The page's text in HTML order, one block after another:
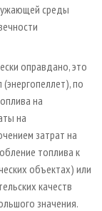
среды
оправдано, это
по
на
на
затрат на
топлива к
объектах) или
качеств
значения.